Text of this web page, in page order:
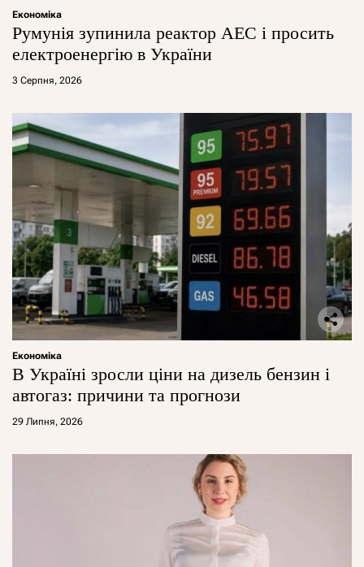
Економіка
Румунія зупинила реактор АЕС і просить
електроенергію в України
3 Серпня, 2026
Економіка
В Україні зросли ціни на дизель бензин і
автогаз: причини та прогнози
29 Липня, 2026